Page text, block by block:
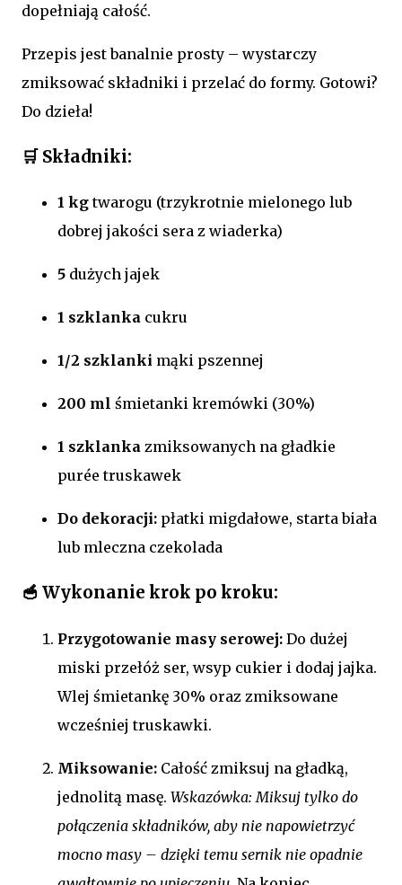
dopełniają całość.
Przepis jest banalnie prosty – wystarczy
zmiksować składniki i przelać do formy. Gotowi?
Do dzieła!
🛒 Składniki:
1 kgtwarogu (trzykrotnie mielonego lub
dobrej jakości sera z wiaderka)
5 dużych jajek
1 szklanka cukru
1/2 szklanki mąki pszennej
200 ml śmietanki kremówki (30%)
1 szklanka zmiksowanych na gładkie
purée truskawek
Do dekoracji: płatki migdałowe, starta biała
lub mleczna czekolada
🥣 Wykonanie krok po kroku:
Przygotowanie masy serowej: Do dużej
miski przełóż ser, wsyp cukier i dodaj jajka.
Wlej śmietankę 30% oraz zmiksowane
wcześniej truskawki.
Miksowanie: Całość zmiksuj na gładką,
jednolitą masę. Wskazówka: Miksuj tylko do
połączenia składników, aby nie napowietrzyć
mocno masy – dzięki temu sernik nie opadnie